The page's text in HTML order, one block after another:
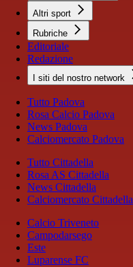
Altri sport
Rubriche
Editoriale
Redazione
I siti del nostro network
Tutto Padova
Rosa Calcio Padova
News Padova
Calciomercato Padova
Tutto Cittadella
Rosa AS Cittadella
News Cittadella
Calciomercato Cittadella
Calcio Triveneto
Campodarsego
Este
Luparense FC